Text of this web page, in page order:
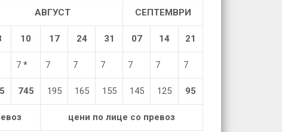
АВГУСТ СЕПТЕМВРИ
10 17 24 31 07 14 21
7 * 7 7 7 7 7 7
745 195 165 155 145 125 95
цени по лице со превоз